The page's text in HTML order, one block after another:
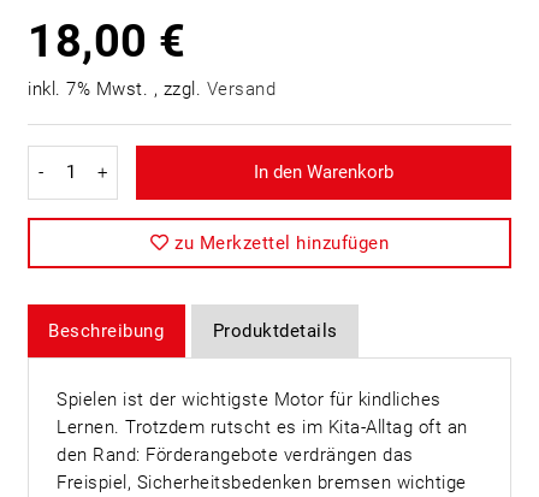
18,00 €
inkl. 7% Mwst. , zzgl. Versand
- + In den Warenkorb
zu Merkzettel hinzufügen
Beschreibung Produktdetails
Spielen ist der wichtigste Motor für kindliches
Lernen. Trotzdem rutscht es im Kita-Alltag oft an
den Rand: Förderangebote verdrängen das
Freispiel, Sicherheitsbedenken bremsen wichtige